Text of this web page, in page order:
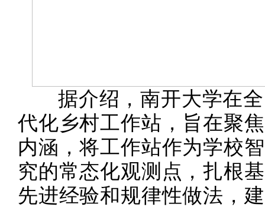
据介绍，南开大学在
代化乡村工作站，旨在聚
内涵，将工作站作为学校
究的常态化观测点，扎根
先进经验和规律性做法，